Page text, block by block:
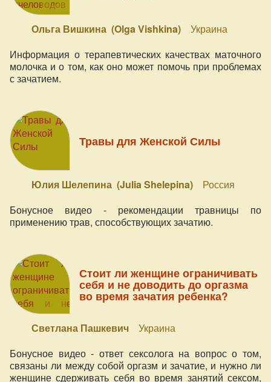
Ольга Вишкина (Olga Vishkina)
Украина
Информация о терапевтических качествах маточного
молочка и о том, как оно может помочь при проблемах
с зачатием.
Травы для Женской Силы
Юлия Шелепина (Julia Shelepina)
Россия
Бонусное видео - рекомендации травницы по
применению трав, способствующих зачатию.
Стоит ли женщине ограничивать
себя и не доводить до оргазма
во время зачатия ребенка?
Светлана Пашкевич
Украина
Бонусное видео - ответ сексолога на вопрос о том,
связаны ли между собой оргазм и зачатие, и нужно ли
женщине сдерживать себя во время занятий сексом,